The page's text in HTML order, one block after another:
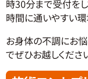
時30分まで受付を
時間に通いやすい環
お身体の不調にお
でぜひお越しくださ